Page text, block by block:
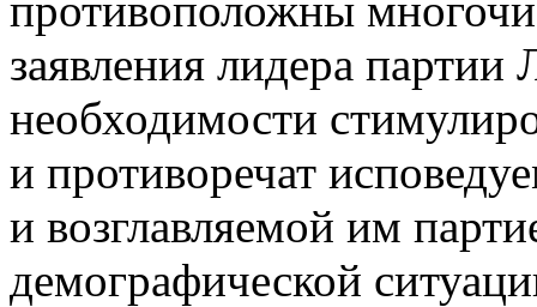
заявления лидера
необходимости
и противоречат
и возглавляемой им
демографической